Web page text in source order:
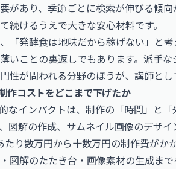
があり、季節ごとに検索が伸びる傾
続けるうえで大きな安心材料です。
「発酵食は地味だから稼げない」と
いことの裏返しでもあります。派手
性が問われる分野のほうが、講師とし
作コストをどこまで下げたか
なインパクトは、制作の「時間」と
図解の作成、サムネイル画像のデザ
たり数万円から十数万円の制作費が
図解のたたき台・画像素材の生成ま